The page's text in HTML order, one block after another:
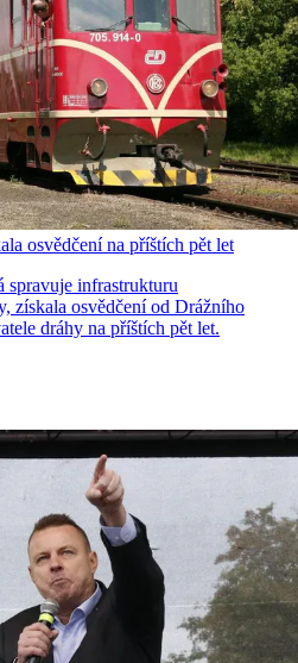
osvědčení na příštích pět let
spravuje infrastrukturu
získala osvědčení od Drážního
dráhy na příštích pět let.